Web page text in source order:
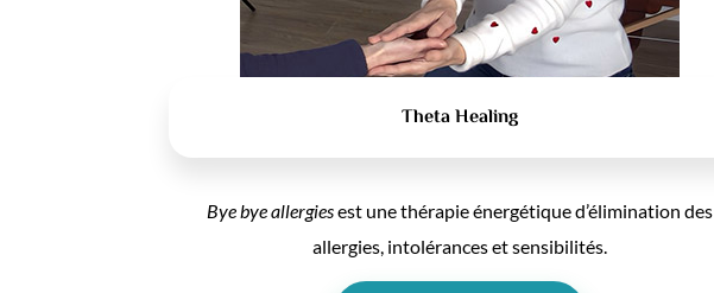
Theta Healing
Bye bye allergiesest une thérapie énergétique d’élimination des
allergies, intolérances et sensibilités.